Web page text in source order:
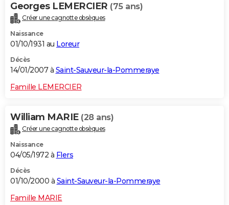
Georges LEMERCIER (75 ans)
Créer une cagnotte obsèques
Naissance
01/10/1931 au Loreur
Décès
14/01/2007 à Saint-Sauveur-la-Pommeraye
Famille LEMERCIER
William MARIE (28 ans)
Créer une cagnotte obsèques
Naissance
04/05/1972 à Flers
Décès
01/10/2000 à Saint-Sauveur-la-Pommeraye
Famille MARIE